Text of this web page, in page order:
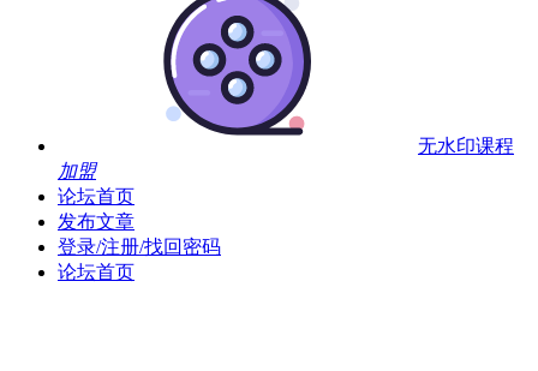
无水印课程
加盟
论坛首页
发布文章
登录/注册/找回密码
论坛首页